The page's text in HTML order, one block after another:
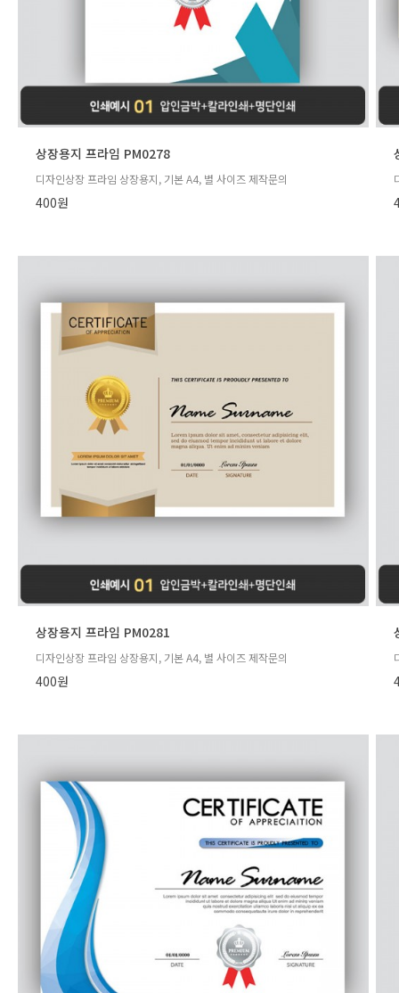
상장용지 프라임 PM0278
디자인상장 프라임 상장용지, 기본 A4, 별 사이즈 제작문의
400원
상장용지 프라임 PM0281
디자인상장 프라임 상장용지, 기본 A4, 별 사이즈 제작문의
400원